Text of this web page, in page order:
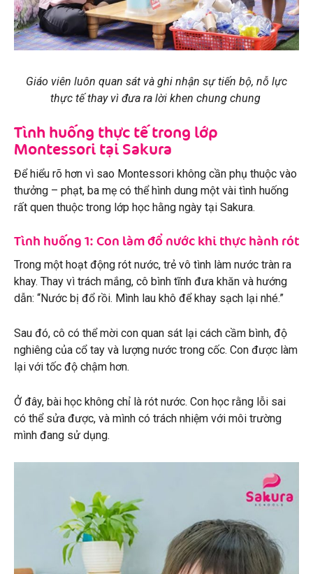
Giáo viên luôn quan sát và ghi nhận sự tiến bộ, nỗ lực
thực tế thay vì đưa ra lời khen chung chung
Tình huống thực tế trong lớp
Montessori tại Sakura
Để hiểu rõ hơn vì sao Montessori không cần phụ thuộc vào
thưởng – phạt, ba mẹ có thể hình dung một vài tình huống
rất quen thuộc trong lớp học hằng ngày tại Sakura.
Tình huống 1: Con làm đổ nước khi thực hành rót
Trong một hoạt động rót nước, trẻ vô tình làm nước tràn ra
khay. Thay vì trách mắng, cô bình tĩnh đưa khăn và hướng
dẫn: “Nước bị đổ rồi. Mình lau khô để khay sạch lại nhé.”
Sau đó, cô có thể mời con quan sát lại cách cầm bình, độ
nghiêng của cổ tay và lượng nước trong cốc. Con được làm
lại với tốc độ chậm hơn.
Ở đây, bài học không chỉ là rót nước. Con học rằng lỗi sai
có thể sửa được, và mình có trách nhiệm với môi trường
mình đang sử dụng.